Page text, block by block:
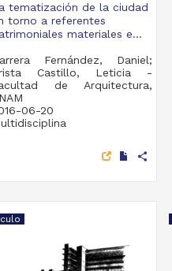
tematización de la ciudad
torno a referentes
materiales e...
Fernández, Daniel;
Castillo, Leticia -
de Arquitectura,
06-20
share